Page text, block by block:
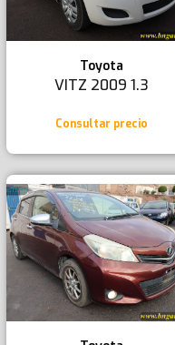
Toyota
VITZ 2009 1.3
Consultar precio